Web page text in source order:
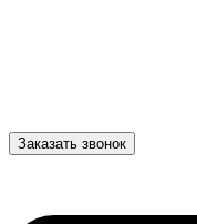
Заказать звонок